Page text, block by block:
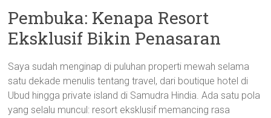
Pembuka: Kenapa Resort
Eksklusif Bikin Penasaran
Saya sudah menginap di puluhan properti mewah selama
satu dekade menulis tentang travel, dari boutique hotel di
Ubud hingga private island di Samudra Hindia. Ada satu pola
yang selalu muncul: resort eksklusif memancing rasa